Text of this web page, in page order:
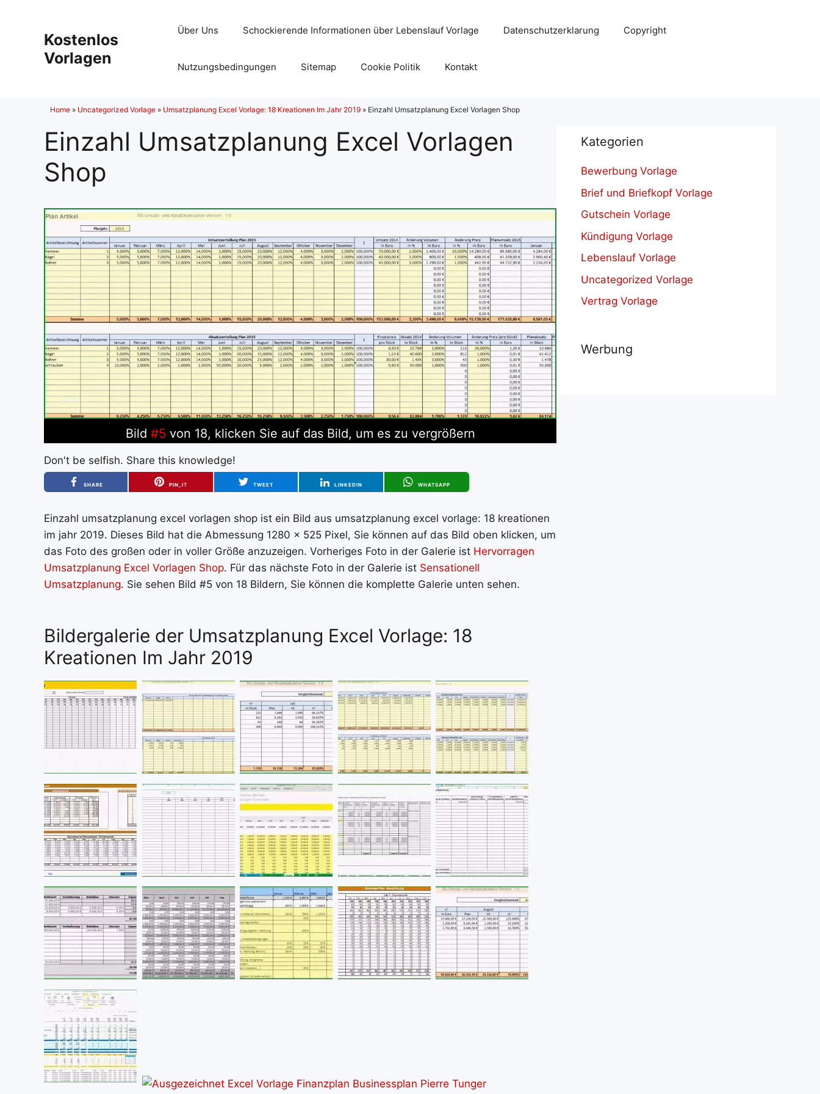
Kostenlos
Vorlagen
Über Uns Schockierende Informationen über Lebenslauf Vorlage Datenschutzerklarung Copyright
Nutzungsbedingungen Sitemap Cookie Politik Kontakt
Home » Uncategorized Vorlage » Umsatzplanung Excel Vorlage: 18 Kreationen Im Jahr 2019 » Einzahl Umsatzplanung Excel Vorlagen Shop
Einzahl Umsatzplanung Excel Vorlagen
Shop
Bild #5 von 18, klicken Sie auf das Bild, um es zu vergrößern
Don't be selfish. Share this knowledge!
SHARE PIN_IT TWEET LINKEDIN WHATSAPP
Einzahl umsatzplanung excel vorlagen shop ist ein Bild aus umsatzplanung excel vorlage: 18 kreationen
im jahr 2019. Dieses Bild hat die Abmessung 1280 x 525 Pixel, Sie können auf das Bild oben klicken, um
das Foto des großen oder in voller Größe anzuzeigen. Vorheriges Foto in der Galerie ist Hervorragen
Umsatzplanung Excel Vorlagen Shop. Für das nächste Foto in der Galerie ist Sensationell
Umsatzplanung. Sie sehen Bild #5 von 18 Bildern, Sie können die komplette Galerie unten sehen.
Bildergalerie der Umsatzplanung Excel Vorlage: 18
Kreationen Im Jahr 2019
Kategorien
Bewerbung Vorlage
Brief und Briefkopf Vorlage
Gutschein Vorlage
Kündigung Vorlage
Lebenslauf Vorlage
Uncategorized Vorlage
Vertrag Vorlage
Werbung